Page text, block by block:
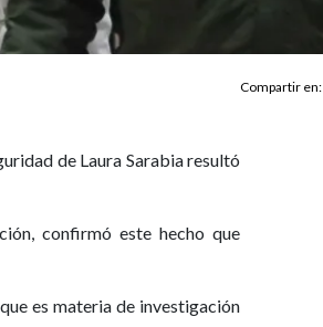
Compartir en:
de Laura Sarabia resultó
confirmó este hecho que
es materia de investigación